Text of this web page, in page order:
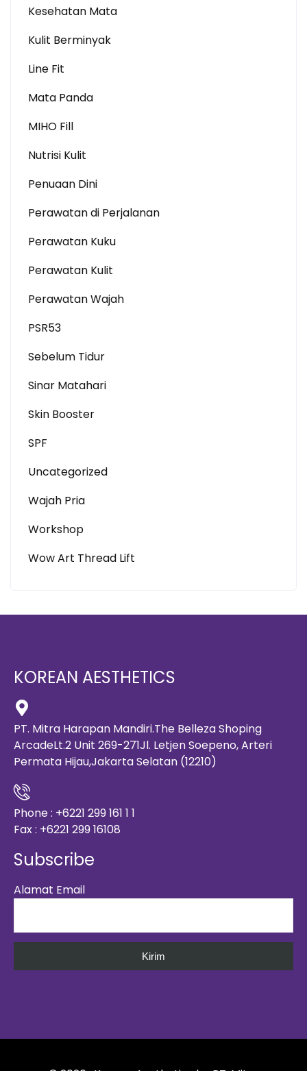
Kesehatan Mata
Kulit Berminyak
Line Fit
Mata Panda
MIHO Fill
Nutrisi Kulit
Penuaan Dini
Perawatan di Perjalanan
Perawatan Kuku
Perawatan Kulit
Perawatan Wajah
PSR53
Sebelum Tidur
Sinar Matahari
Skin Booster
SPF
Uncategorized
Wajah Pria
Workshop
Wow Art Thread Lift
KOREAN AESTHETICS
PT. Mitra Harapan Mandiri.The Belleza Shoping
ArcadeLt.2 Unit 269-271Jl. Letjen Soepeno, Arteri
Permata Hijau,Jakarta Selatan (12210)
Phone : +6221 299 161 1 1
Fax : +6221 299 16108
Subscribe
Alamat Email